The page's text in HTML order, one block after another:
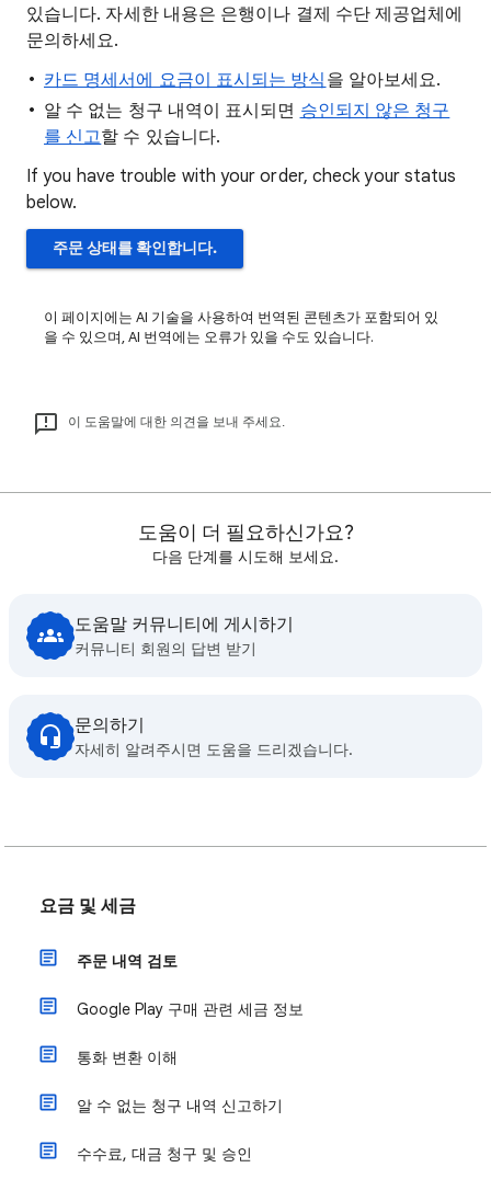
있습니다. 자세한 내용은 은행이나 결제 수단 제공업체에
문의하세요.
카드 명세서에 요금이 표시되는 방식 을 알아보세요.
알 수 없는 청구 내역이 표시되면 승인되지 않은 청구
를 신고할 수 있습니다.
If you have trouble with your order, check your status
below.
주문 상태를 확인합니다.
이 페이지에는 AI 기술을 사용하여 번역된 콘텐츠가 포함되어 있
을 수 있으며, AI 번역에는 오류가 있을 수도 있습니다.
이 도움말에 대한 의견을 보내 주세요.
도움이 더 필요하신가요?
다음 단계를 시도해 보세요.
도움말 커뮤니티에 게시하기
커뮤니티 회원의 답변 받기
문의하기
자세히 알려주시면 도움을 드리겠습니다.
요금 및 세금
주문 내역 검토
Google Play 구매 관련 세금 정보
통화 변환 이해
알 수 없는 청구 내역 신고하기
수수료, 대금 청구 및 승인